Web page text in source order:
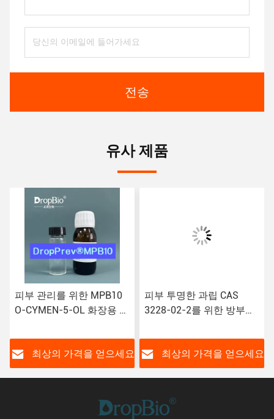
전송
유사 제품
피부 관리를 위한 MPB10
O-CYMEN-5-OL 화장용 방
최상의 가격을 얻으세요
피부 투명한 과립 CAS
3228-02-2를 위한 방부제
최상의 가격을 얻으세요